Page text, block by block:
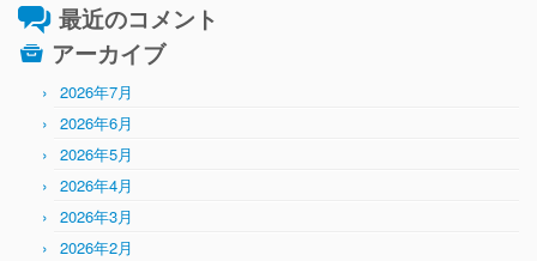
最近のコメント
アーカイブ
2026年7月
2026年6月
2026年5月
2026年4月
2026年3月
2026年2月